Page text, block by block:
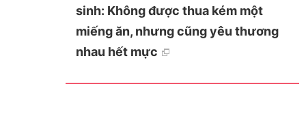
sinh: Không được thua kém một
miếng ăn, nhưng cũng yêu thương
nhau hết mực